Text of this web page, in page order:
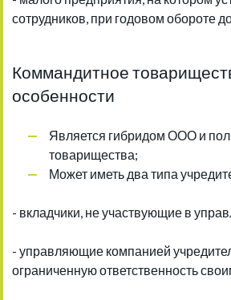
сотрудников, при годовом обороте
Коммандитное
особенности
Является гибридом ООО и
товарищества;
Может иметь два типа
- вкладчики, не участвующие в
- управляющие компанией
ограниченную ответственность